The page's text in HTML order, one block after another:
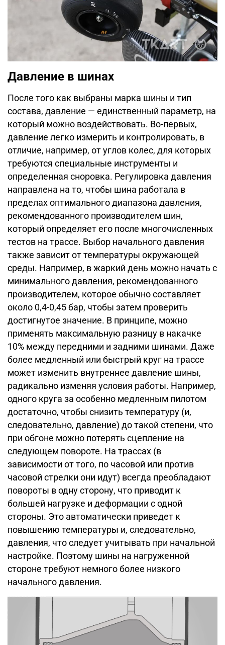
Давление в шинах
После того как выбраны марка шины и тип
состава, давление — единственный параметр, на
который можно воздействовать. Во-первых,
давление легко измерить и контролировать, в
отличие, например, от углов колес, для которых
требуются специальные инструменты и
определенная сноровка. Регулировка давления
направлена на то, чтобы шина работала в
пределах оптимального диапазона давления,
рекомендованного производителем шин,
который определяет его после многочисленных
тестов на трассе. Выбор начального давления
также зависит от температуры окружающей
среды. Например, в жаркий день можно начать с
минимального давления, рекомендованного
производителем, которое обычно составляет
около 0,4-0,45 бар, чтобы затем проверить
достигнутое значение. В принципе, можно
применять максимальную разницу в накачке
10% между передними и задними шинами. Даже
более медленный или быстрый круг на трассе
может изменить внутреннее давление шины,
радикально изменяя условия работы. Например,
одного круга за особенно медленным пилотом
достаточно, чтобы снизить температуру (и,
следовательно, давление) до такой степени, что
при обгоне можно потерять сцепление на
следующем повороте. На трассах (в
зависимости от того, по часовой или против
часовой стрелки они идут) всегда преобладают
повороты в одну сторону, что приводит к
большей нагрузке и деформации с одной
стороны. Это автоматически приведет к
повышению температуры и, следовательно,
давления, что следует учитывать при начальной
настройке. Поэтому шины на нагруженной
стороне требуют немного более низкого
начального давления.